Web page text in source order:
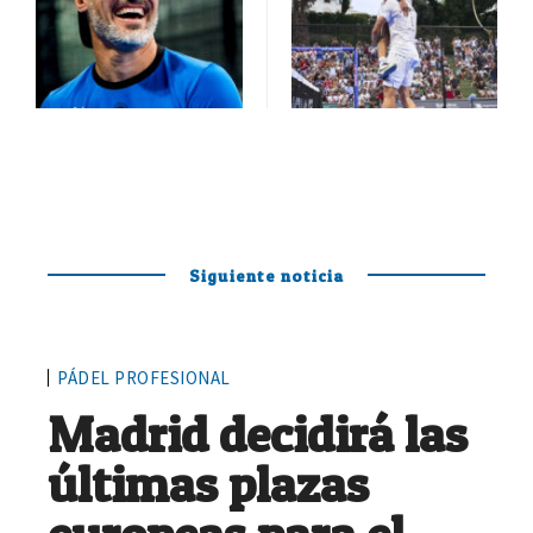
Siguiente noticia
PÁDEL PROFESIONAL
Madrid decidirá las
últimas plazas